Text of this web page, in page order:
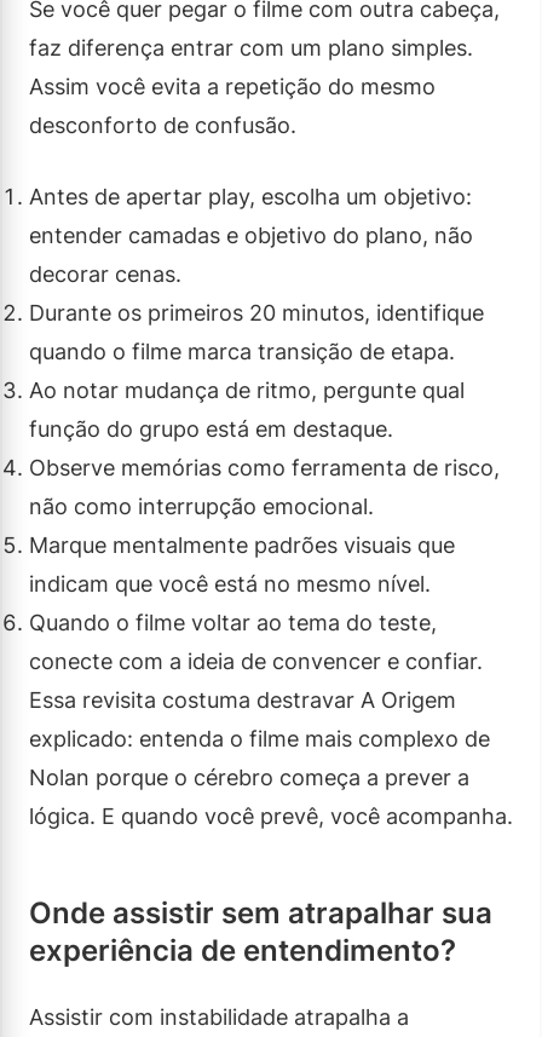
Se você quer pegar o filme com outra cabeça,
faz diferença entrar com um plano simples.
Assim você evita a repetição do mesmo
desconforto de confusão.
Antes de apertar play, escolha um objetivo:
entender camadas e objetivo do plano, não
decorar cenas.
Durante os primeiros 20 minutos, identifique
quando o filme marca transição de etapa.
Ao notar mudança de ritmo, pergunte qual
função do grupo está em destaque.
Observe memórias como ferramenta de risco,
não como interrupção emocional.
Marque mentalmente padrões visuais que
indicam que você está no mesmo nível.
Quando o filme voltar ao tema do teste,
conecte com a ideia de convencer e confiar.
Essa revisita costuma destravar A Origem
explicado: entenda o filme mais complexo de
Nolan porque o cérebro começa a prever a
lógica. E quando você prevê, você acompanha.
Onde assistir sem atrapalhar sua
experiência de entendimento?
Assistir com instabilidade atrapalha a